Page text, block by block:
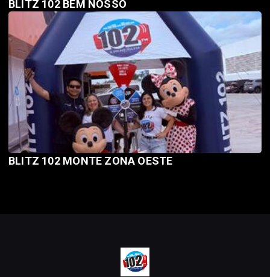
BLITZ 102 BEM NOSSO
BLITZ 102 MONTE ZONA OESTE